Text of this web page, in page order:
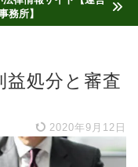
務所】
益処分と審査
2020年9月12日